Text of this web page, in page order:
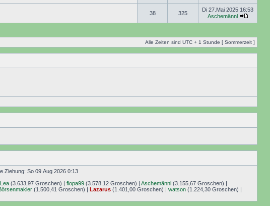
38 325
Di 27.Mai 2025 16:53
Aschemännl
Alle Zeiten sind UTC + 1 Stunde [ Sommerzeit ]
Ziehung: So 09.Aug 2026 0:13
Lea (3.633,97 Groschen) | flopa99 (3.578,12 Groschen) | Aschemännl (3.155,67 Groschen) |
(1.500,41 Groschen) | Lazarus (1.401,00 Groschen) | watson (1.224,30 Groschen) |